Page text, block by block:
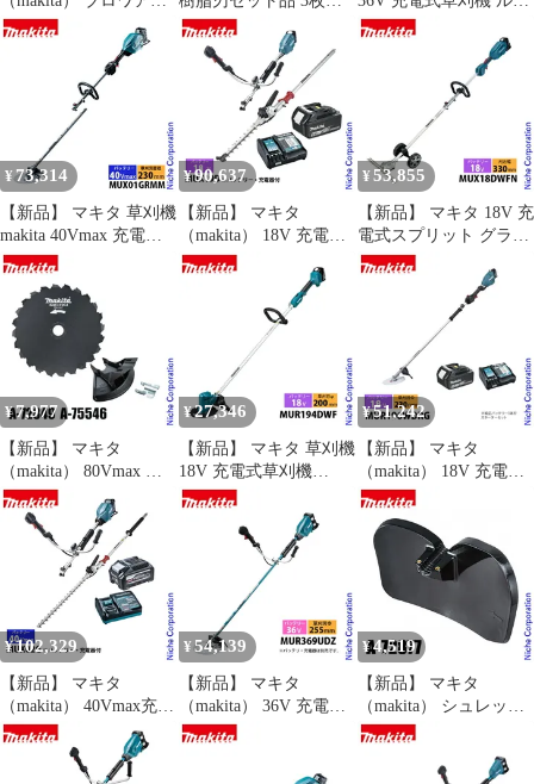
ッチメント UB403MP
A-79354 アクセサリ ブ
ロアー ブロワー ブロア
230mm A-68323 刈込幅
230mm 刃 替刃 替え刃
樹脂刃 樹脂 草刈り機
草刈機 刈払機 刈払い機
刈り払い機
プハンドル 本体のみ
MUR368LDZ 純正品 電
動 草刈機 草刈り機 刈
払機 バッテリー式
¥73,314
【新品】 マキタ 草刈機
makita 40Vmax 充電式
スプリット草刈機 ルー
プハンドル バッテリ
ー・充電器付き
MUX01GRMM 草刈り
機 電動 刈払機 30mL 同
等 純正
¥90,637
【新品】 マキタ
（makita） 18V 充電式
スプリットUハンドル
畦刈ヘッジトリマ バッ
テリー ・充電器付き 草
刈機 刈払機 刈払い機
充電式 バッテリー式
¥ 53,855
【新品】 マキタ 18V 充
電式スプリット グラン
ドトリマ バッテリー・
充電器付き makita
MUX18DWFN 草刈機
草刈り機 電動 充電式
¥7,977
【新品】 マキタ
（makita） 80Vmax 充
電式草刈機 MUR013G
用 チゼル刃&プロテク
タセット 草刈機 刈払機
刈払い機 アクセサリー
¥27,346
【新品】 マキタ 草刈機
18V 充電式草刈機
200mm バッテリー・充
MUR194DWF 純正品 電
動 草刈り機 刈払機 充
¥51,242
【新品】 マキタ
（makita） 18V 充電式
草刈機 2グリップ バッ
テリー ・充電器付き
MUR196WDRG 草刈機
刈払機 刈払い機 充電式
バッテリー式 電動 APT
¥102,329
【新品】 マキタ
（makita） 40Vmax充電
式スプリットUハンド
ル ヘッジトリマ バッテ
リー ・充電器付き 草刈
¥54,139
【新品】 マキタ
（makita） 36V 充電式
草刈機 Uハンドル 本体
機 刈払機 刈払い機 バ
¥4,519
【新品】 マキタ
（makita） シュレッダ
ー刃用プロテクタ A-
払い機 アクセサリー